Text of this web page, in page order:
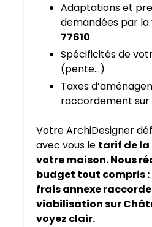
Adaptations et
demandées par la
77610
Spécificités de
(pente…)
Taxes
raccordement
Votre ArchiDesigner
avec vous le tarif de
votre maison. Nous
budget tout compris
frais annexe
viabilisation sur
voyez clair.